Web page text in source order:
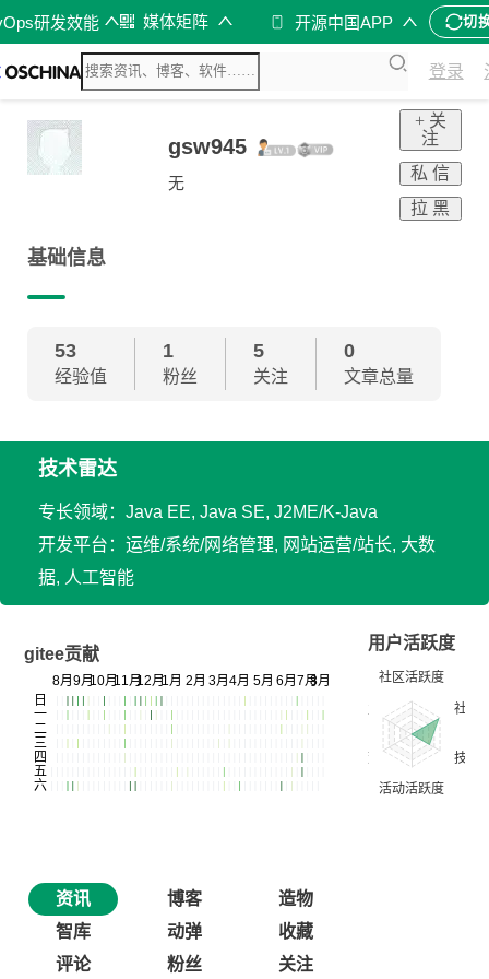
研发效能 媒体矩阵 开源中国APP 切
登录
gsw945
无
+ 关
注
私 信
拉 黑
基础信息
53
经验值
1
粉丝
5
关注
0
文章总量
技术雷达
专长领域：Java EE, Java SE, J2ME/K-Java
开发平台：运维/系统/网络管理, 网站运营/站长, 大数
据, 人工智能
gitee贡献
用户活跃度
资讯 博客
造物
智库
动弹
收藏
评论
粉丝 关注